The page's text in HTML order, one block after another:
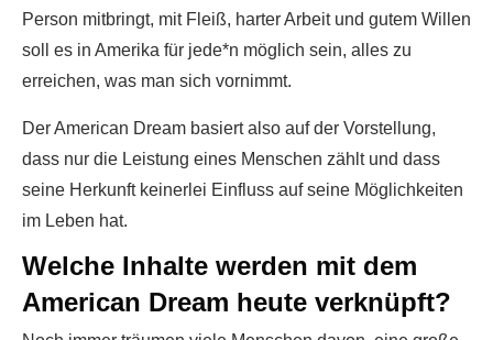
Person mitbringt, mit Fleiß, harter Arbeit und gutem Willen
soll es in Amerika für jede*n möglich sein, alles zu
erreichen, was man sich vornimmt.
Der American Dream basiert also auf der Vorstellung,
dass nur die Leistung eines Menschen zählt und dass
seine Herkunft keinerlei Einfluss auf seine Möglichkeiten
im Leben hat.
Welche Inhalte werden mit dem
American Dream heute verknüpft?